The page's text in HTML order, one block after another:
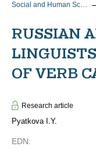
Social and Human Sciences
RUSSIAN
OF VERB
Research article
Pyatkova I.Y.
EDN: